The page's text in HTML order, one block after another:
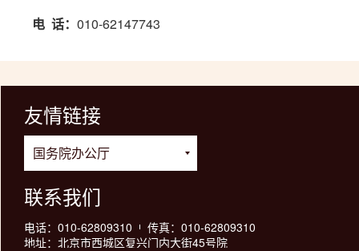
电 话： 010-62147743
友情链接
联系我们
电话：010-62809310
传真：010-62809310
地址：北京市西城区复兴门内大街45号院